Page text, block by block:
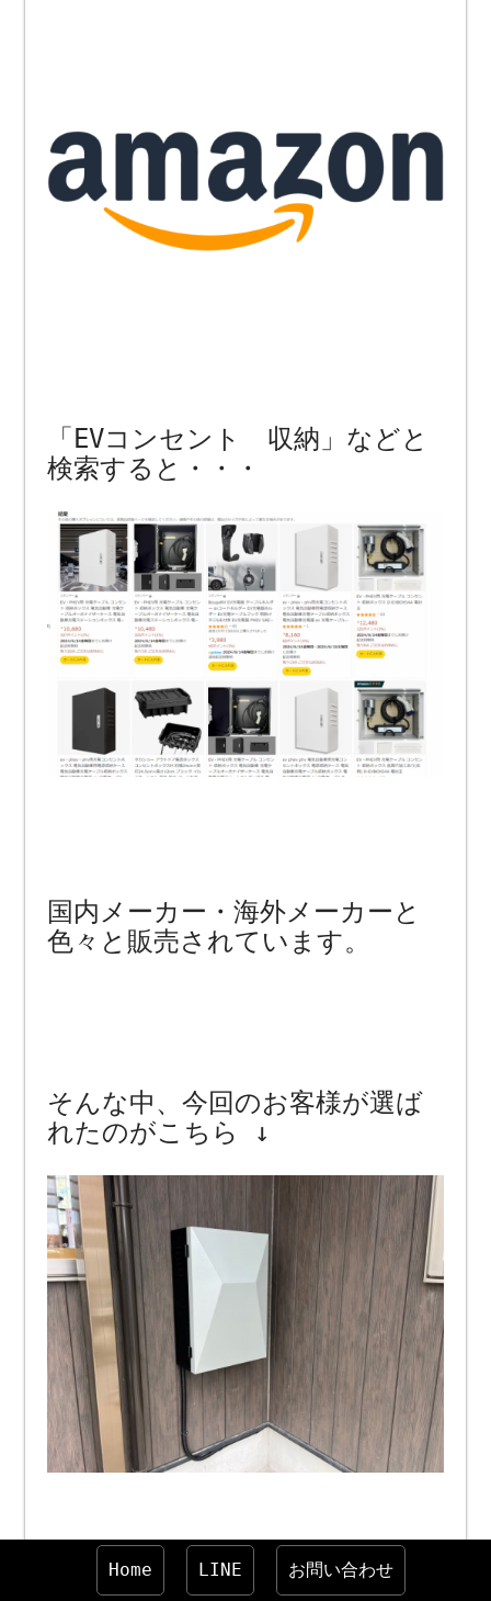
「EVコンセント 収納」などと
検索すると・・・
国内メーカー・海外メーカーと
色々と販売されています。
そんな中、今回のお客様が選ば
れたのがこちら ↓
Home LINE お問い合わせ